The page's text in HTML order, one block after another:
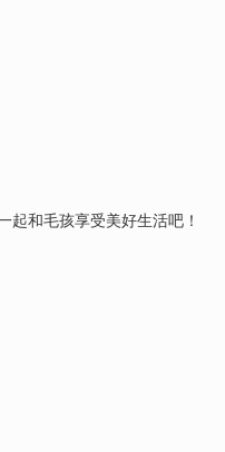
和毛孩享受美好生活吧！